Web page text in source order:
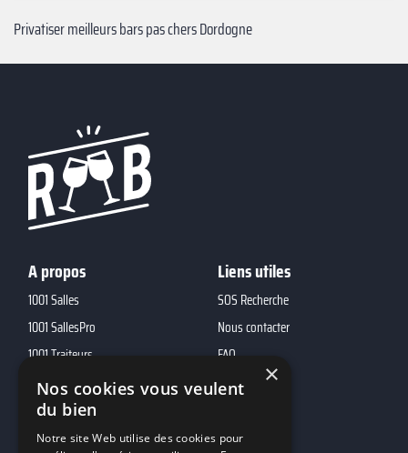
Privatiser meilleurs bars pas chers Dordogne
A propos
1001 Salles
1001 SallesPro
1001 Traiteurs
1001 DJ
10h01
MP2
Liens utiles
SOS Recherche
Nous contacter
FAQ
×
Nos cookies vous veulent
du bien
Notre site Web utilise des cookies pour